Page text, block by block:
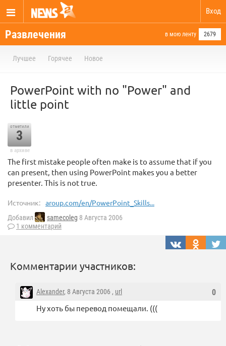
Вход
Развлечения в мою ленту 2679
Лучшее Горячее Новое
PowerPoint with no "Power" and
little point
отметили
3
в архиве
The first mistake people often make is to assume that if you
can present, then using PowerPoint makes you a better
presenter. This is not true.
Источник: aroup.com/en/PowerPoint_Skills...
Добавил samecoleg 8 Августа 2006
1 комментарий
Комментарии участников:
0
Alexander, 8 Августа 2006 , url
Ну хоть бы перевод помещали. (((